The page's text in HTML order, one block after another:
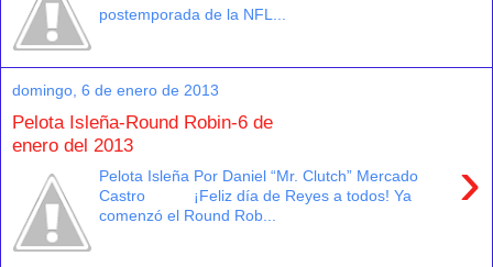
postemporada de la NFL...
domingo, 6 de enero de 2013
Pelota Isleña-Round Robin-6 de
enero del 2013
›
Pelota Isleña Por Daniel “Mr. Clutch” Mercado
Castro ¡Feliz día de Reyes a todos! Ya
comenzó el Round Rob...